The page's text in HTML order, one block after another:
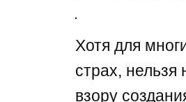
Хотя для
страх,
взору